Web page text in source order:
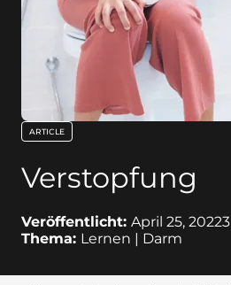
Verstopfung
key:global.content-type:
ARTICLE
Veröffentlicht: April 25, 20223
Thema: Lernen | Darm